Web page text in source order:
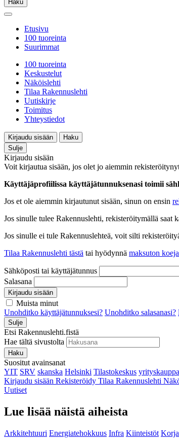
Haku
Etusivu
100 tuoreinta
Suurimmat
100 tuoreinta
Keskustelut
Näköislehti
Tilaa Rakennuslehti
Uutiskirje
Toimitus
Yhteystiedot
Kirjaudu sisään
Haku
Sulje
Kirjaudu sisään
Voit kirjautua sisään, jos olet jo aiemmin
Käyttäjäprofiilissa käyttäjätunnuksenasi toimii
Jos et ole aiemmin kirjautunut sisään, sinun on ensin
Jos sinulle tulee Rakennuslehti, rekisteröitymällä saat
Jos sinulle ei tule Rakennuslehteä, voit silti
Tilaa Rakennuslehti tästä tai hyödynnä maksuton
Sähköposti tai käyttäjätunnus
Salasana
Kirjaudu sisään
Muista minut
Unohditko käyttäjätunnuksesi? Unohditko salasanasi?
Sulje
Etsi Rakennuslehti.fistä
Hae tältä sivustolta
Haku
Suositut avainsanat
YIT SRV skanska Helsinki Tilastokeskus yrityskauppa
Kirjaudu sisään Rekisteröidy Tilaa Rakennuslehti
Uutiset
Lue lisää näistä aiheista
Arkkitehtuuri Energiatehokkuus Infra Kiinteistöt